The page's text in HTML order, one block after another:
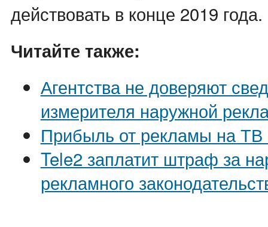
действовать в конце 2019 года.
Читайте также:
Агентства не доверяют
измерителя наружной
Прибыль от рекламы на ТВ
Tele2 заплатит штраф за
рекламного